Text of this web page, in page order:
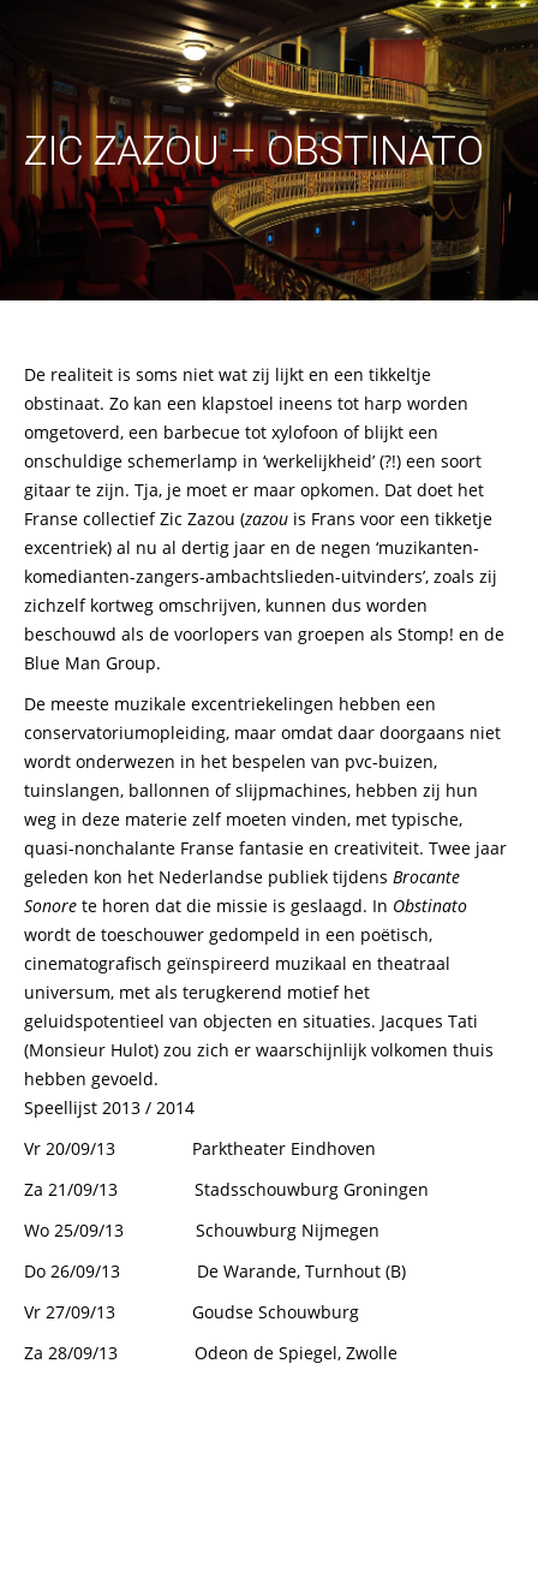
ZIC ZAZOU – OBSTINATO
De realiteit is soms niet wat zij lijkt en een tikkeltje
obstinaat. Zo kan een klapstoel ineens tot harp worden
omgetoverd, een barbecue tot xylofoon of blijkt een
onschuldige schemerlamp in ‘werkelijkheid’ (?!) een soort
gitaar te zijn. Tja, je moet er maar opkomen. Dat doet het
Franse collectief Zic Zazou (zazou is Frans voor een tikketje
excentriek) al nu al dertig jaar en de negen ‘muzikanten-
komedianten-zangers-ambachtslieden-uitvinders’, zoals zij
zichzelf kortweg omschrijven, kunnen dus worden
beschouwd als de voorlopers van groepen als Stomp! en de
Blue Man Group.
De meeste muzikale excentriekelingen hebben een
conservatoriumopleiding, maar omdat daar doorgaans niet
wordt onderwezen in het bespelen van pvc-buizen,
tuinslangen, ballonnen of slijpmachines, hebben zij hun
weg in deze materie zelf moeten vinden, met typische,
quasi-nonchalante Franse fantasie en creativiteit. Twee jaar
geleden kon het Nederlandse publiek tijdens Brocante
Sonore te horen dat die missie is geslaagd. In Obstinato
wordt de toeschouwer gedompeld in een poëtisch,
cinematografisch geïnspireerd muzikaal en theatraal
universum, met als terugkerend motief het
geluidspotentieel van objecten en situaties. Jacques Tati
(Monsieur Hulot) zou zich er waarschijnlijk volkomen thuis
hebben gevoeld.
Speellijst 2013 / 2014
Vr 20/09/13 Parktheater Eindhoven
Za 21/09/13 Stadsschouwburg Groningen
Wo 25/09/13 Schouwburg Nijmegen
Do 26/09/13 De Warande, Turnhout (B)
Vr 27/09/13 Goudse Schouwburg
Za 28/09/13 Odeon de Spiegel, Zwolle